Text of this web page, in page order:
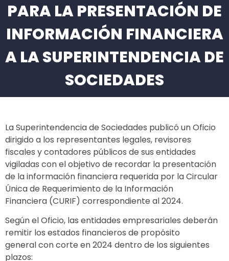
PARA LA PRESENTACIÓN DE
INFORMACIÓN FINANCIERA
A LA SUPERINTENDENCIA DE
SOCIEDADES
La Superintendencia de Sociedades publicó un Oficio
dirigido a los representantes legales, revisores
fiscales y contadores públicos de sus entidades
vigiladas con el objetivo de recordar la presentación
de la información financiera requerida por la Circular
Única de Requerimiento de la Información
Financiera (CURIF) correspondiente al 2024.
Según el Oficio, las entidades empresariales deberán
remitir los estados financieros de propósito
general con corte en 2024 dentro de los siguientes
plazos: